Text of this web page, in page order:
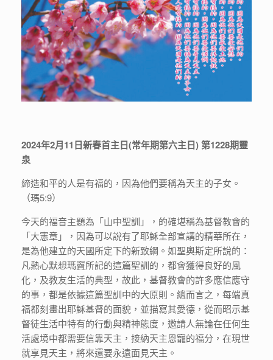
2024年2月11日新春首主日(常年期第六主日) 第1228期靈
泉
締造和平的人是有福的，因為他們要稱為天主的子女。
（瑪5:9）
今天的福音主題為「山中聖訓」，的確堪稱為基督教會的
「大憲章」，因為可以說有了耶穌全部宣講的精華所在，
是為他建立的天國所定下的新致綱。如聖奧斯定所說的：
凡熱心默想瑪竇所記的這篇聖訓的，都會獲得良好的風
化，及教友生活的典型，故此，基督教會的許多應信應守
的事，都是依據這篇聖訓中的大原則。總而言之，每端真
福都刻畫出耶穌基督的面貌，並描寫其愛德，從而昭示基
督徒生活中特有的行動與精神態度，邀請人無論在任何生
活處境中都需要信靠天主，接納天主恩寵的福分，在現世
就享見天主，將來還要永遠面見天主。